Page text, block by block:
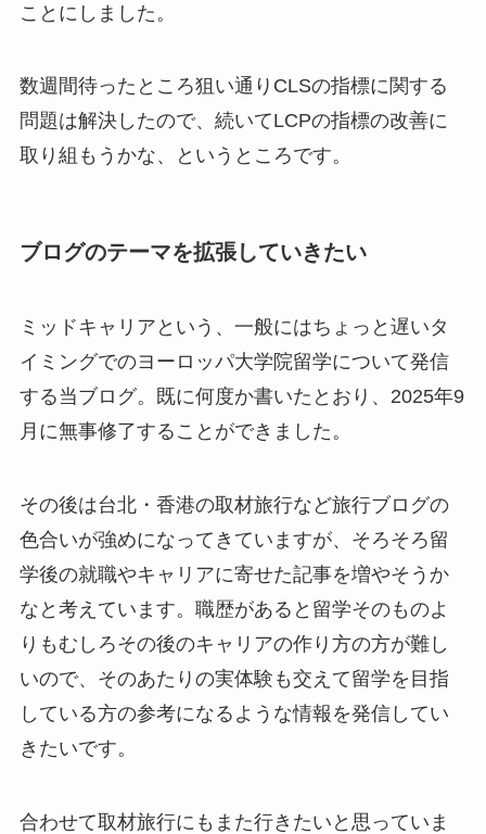
ことにしました。
数週間待ったところ狙い通りCLSの指標に関する
問題は解決したので、続いてLCPの指標の改善に
取り組もうかな、というところです。
ブログのテーマを拡張していきたい
ミッドキャリアという、一般にはちょっと遅いタ
イミングでのヨーロッパ大学院留学について発信
する当ブログ。既に何度か書いたとおり、2025年9
月に無事修了することができました。
その後は台北・香港の取材旅行など旅行ブログの
色合いが強めになってきていますが、そろそろ留
学後の就職やキャリアに寄せた記事を増やそうか
なと考えています。職歴があると留学そのものよ
りもむしろその後のキャリアの作り方の方が難し
いので、そのあたりの実体験も交えて留学を目指
している方の参考になるような情報を発信してい
きたいです。
合わせて取材旅行にもまた行きたいと思っていま